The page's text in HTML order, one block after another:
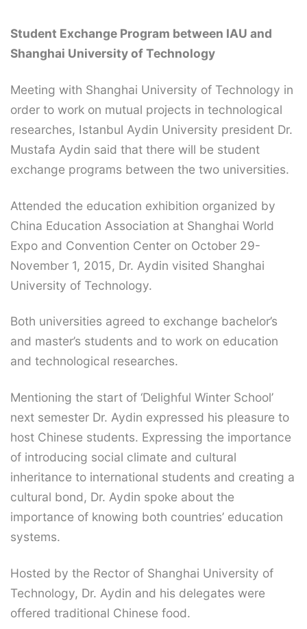
Student Exchange Program between IAU and
Shanghai University of Technology
Meeting with Shanghai University of Technology in
order to work on mutual projects in technological
researches, Istanbul Aydin University president Dr.
Mustafa Aydin said that there will be student
exchange programs between the two universities.
Attended the education exhibition organized by
China Education Association at Shanghai World
Expo and Convention Center on October 29-
November 1, 2015, Dr. Aydin visited Shanghai
University of Technology.
Both universities agreed to exchange bachelor’s
and master’s students and to work on education
and technological researches.
Mentioning the start of ‘Delighful Winter School’
next semester Dr. Aydin expressed his pleasure to
host Chinese students. Expressing the importance
of introducing social climate and cultural
inheritance to international students and creating a
cultural bond, Dr. Aydin spoke about the
importance of knowing both countries’ education
systems.
Hosted by the Rector of Shanghai University of
Technology, Dr. Aydin and his delegates were
offered traditional Chinese food.